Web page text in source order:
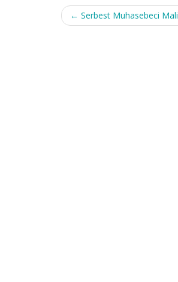
Post
navigation
← Serbest Muhasebeci